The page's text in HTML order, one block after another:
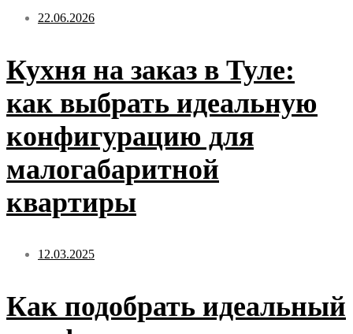
22.06.2026
Кухня на заказ в Туле:
как выбрать идеальную
конфигурацию для
малогабаритной
квартиры
12.03.2025
Как подобрать идеальный